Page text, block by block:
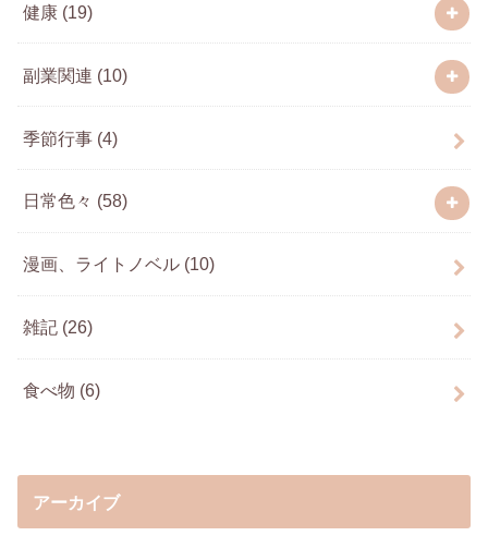
健康 (19)
副業関連 (10)
季節行事 (4)
日常色々 (58)
漫画、ライトノベル (10)
雑記 (26)
食べ物 (6)
アーカイブ